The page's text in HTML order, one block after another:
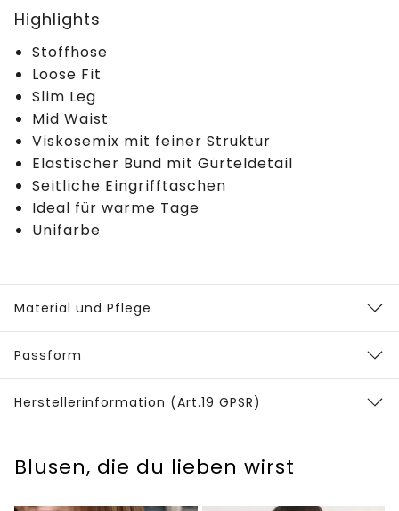
Highlights
Stoffhose
Loose Fit
Slim Leg
Mid Waist
Viskosemix mit feiner Struktur
Elastischer Bund mit Gürteldetail
Seitliche Eingrifftaschen
Ideal für warme Tage
Unifarbe
Material und Pflege
Passform
Herstellerinformation (Art.19 GPSR)
Blusen, die du lieben wirst